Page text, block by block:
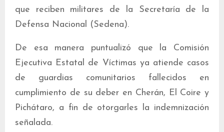
que reciben militares de la Secretaría de la
Defensa Nacional (Sedena).
De esa manera puntualizó que la Comisión
Ejecutiva Estatal de Víctimas ya atiende casos
de guardias comunitarios fallecidos en
cumplimiento de su deber en Cherán, El Coire y
Pichátaro, a fin de otorgarles la indemnización
señalada.